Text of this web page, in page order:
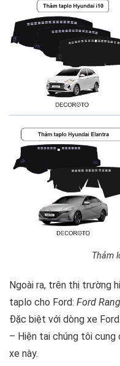
Thảm
Ngoài ra, trên thị trường
taplo cho Ford: Ford
Đặc biệt với dòng xe
– Hiện tai chúng tôi cung
xe này.